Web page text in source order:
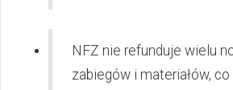
NFZ nie refunduje wielu
zabiegów i materiałów,